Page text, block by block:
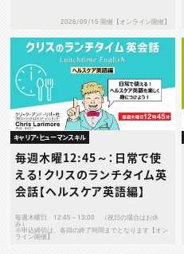
2026/09/15 開催【オンライン開催】
キャリア・ヒューマンスキル
毎週木曜12:45～：日常で使
える！クリスのランチタイム英
会話【ヘルスケア英語編】
毎週木曜日 12:45～13:00 （祝日の場合はお休
み）
※申込締切は、各回の終了時間までとなります【オン
ライン開催】